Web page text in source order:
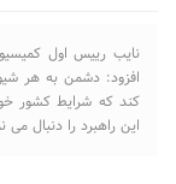
نایب رییس اول
افزود: دشمن به هر
کند که شرایط کشور
این راهبرد را دنبال می